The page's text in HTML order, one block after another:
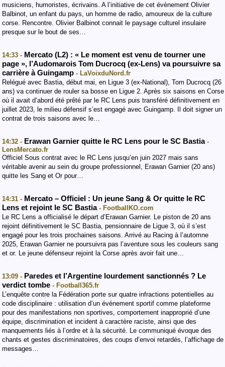
musiciens, humoristes, écrivains. A l’initiative de cet évènement Olivier
Balbinot, un enfant du pays, un homme de radio, amoureux de la culture
corse. Rencontre. Olivier Balbinot connait le paysage culturel insulaire
presque sur le bout de ses…
14:33 - Mercato (L2) : « Le moment est venu de tourner une
page », l’Audomarois Tom Ducrocq (ex-Lens) va poursuivre sa
carrière à Guingamp - LaVoixduNord.fr
Relégué avec Bastia, début mai, en Ligue 3 (ex-National), Tom Ducrocq (26
ans) va continuer de rouler sa bosse en Ligue 2. Après six saisons en Corse
où il avait d’abord été prêté par le RC Lens puis transféré définitivement en
juillet 2023, le milieu défensif s’est engagé avec Guingamp. Il doit signer un
contrat de trois saisons avec le…
14:32 - Erawan Garnier quitte le RC Lens pour le SC Bastia -
LensMercato.fr
Officiel Sous contrat avec le RC Lens jusqu’en juin 2027 mais sans
véritable avenir au sein du groupe professionnel, Erawan Garnier (20 ans)
quitte les Sang et Or pour…
14:31 - Mercato – Officiel : Un jeune Sang & Or quitte le RC
Lens et rejoint le SC Bastia - FootballKO.com
Le RC Lens a officialisé le départ d’Erawan Garnier. Le piston de 20 ans
rejoint définitivement le SC Bastia, pensionnaire de Ligue 3, où il s’est
engagé pour les trois prochaines saisons. Arrivé au Racing à l’automne
2025, Erawan Garnier ne poursuivra pas l’aventure sous les couleurs sang
et or. Le jeune défenseur rejoint la Corse après avoir fait une…
13:09 - Paredes et l’Argentine lourdement sanctionnés ? Le
verdict tombe - Football365.fr
L’enquête contre la Fédération porte sur quatre infractions potentielles au
code disciplinaire : utilisation d’un événement sportif comme plateforme
pour des manifestations non sportives, comportement inapproprié d’une
équipe, discrimination et incident à caractère raciste, ainsi que des
manquements liés à l’ordre et à la sécurité. Le communiqué évoque des
chants et gestes discriminatoires, des coups d’envoi retardés, l’affichage de
messages…